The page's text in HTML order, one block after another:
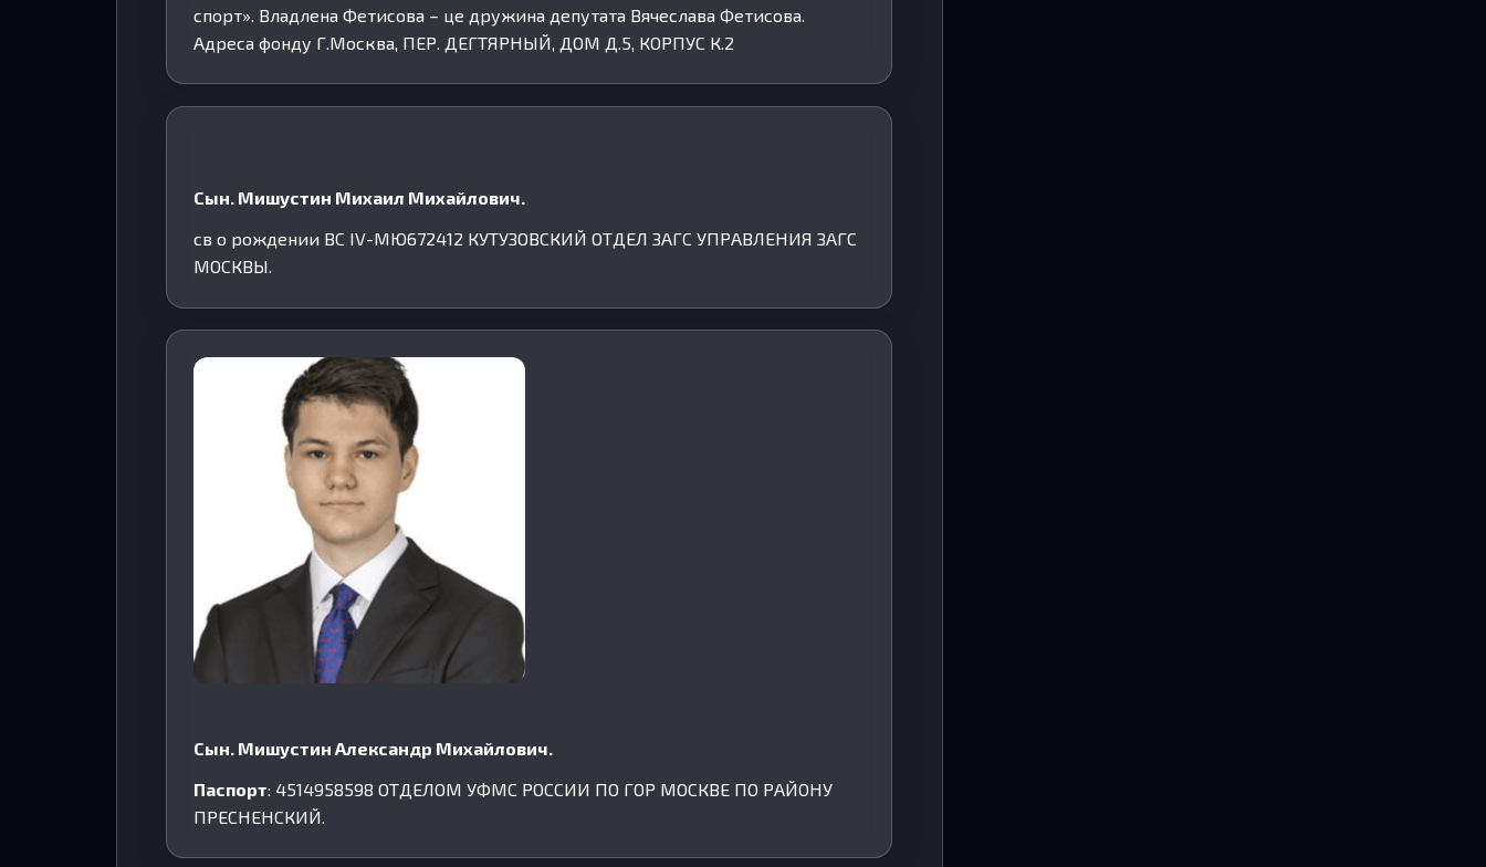
спорт». Владлена Фетисова – це дружина депутата Вячеслава Фетисова.
Адреса фонду Г.Москва, ПЕР. ДЕГТЯРНЫЙ, ДОМ Д.5, КОРПУС К.2
Cын. Мишустин Михаил Михайлович.
св о рождении BC IV-МЮ672412 КУТУЗОВСКИЙ ОТДЕЛ ЗАГС УПРАВЛЕНИЯ ЗАГС
МОСКВЫ.
Cын. Мишустин Александр Михайлович.
Паспорт: 4514958598 ОТДЕЛОМ УФМС РОССИИ ПО ГОР МОСКВЕ ПО РАЙОНУ
ПРЕСНЕНСКИЙ.